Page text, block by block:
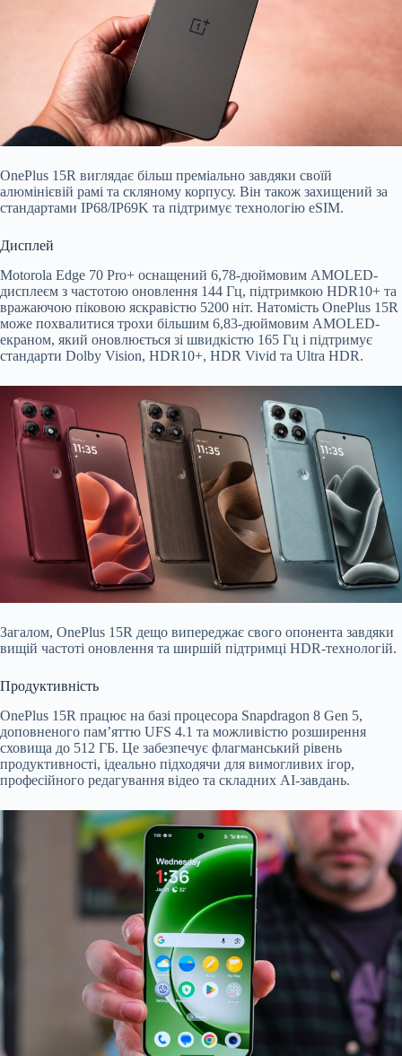
OnePlus 15R виглядає більш преміально завдяки своїй
алюмінієвій рамі та скляному корпусу. Він також захищений за
стандартами IP68/IP69K та підтримує технологію eSIM.
Дисплей
Motorola Edge 70 Pro+ оснащений 6,78-дюймовим AMOLED-
дисплеєм з частотою оновлення 144 Гц, підтримкою HDR10+ та
вражаючою піковою яскравістю 5200 ніт. Натомість OnePlus 15R
може похвалитися трохи більшим 6,83-дюймовим AMOLED-
екраном, який оновлюється зі швидкістю 165 Гц і підтримує
стандарти Dolby Vision, HDR10+, HDR Vivid та Ultra HDR.
Загалом, OnePlus 15R дещо випереджає свого опонента завдяки
вищій частоті оновлення та ширшій підтримці HDR-технологій.
Продуктивність
OnePlus 15R працює на базі процесора Snapdragon 8 Gen 5,
доповненого пам’яттю UFS 4.1 та можливістю розширення
сховища до 512 ГБ. Це забезпечує флагманський рівень
продуктивності, ідеально підходячи для вимогливих ігор,
професійного редагування відео та складних AI-завдань.